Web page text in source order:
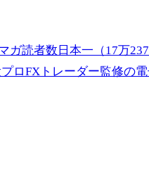
読者数日本一（17万
ロFXトレーダー監修の